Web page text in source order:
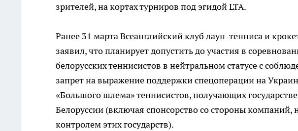
зрителей, на кортах турниров под эгидой LTA.
Ранее 31 марта Всеанглийский клуб лаун-тенниса и
заявил, что планирует допустить до участия в
белорусских теннисистов в нейтральном статусе с
запрет на выражение поддержки спецоперации на
«Большого шлема» теннисистов, получающих
Белоруссии (включая спонсорство со стороны
контролем этих государств).